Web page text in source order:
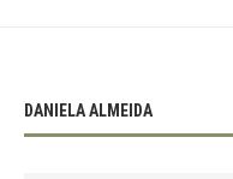
DANIELA ALMEIDA